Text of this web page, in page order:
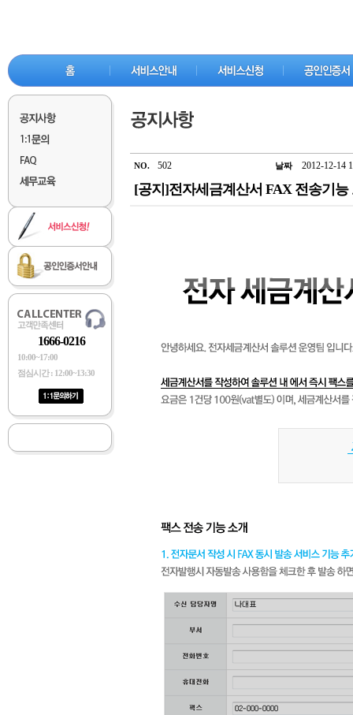
1666-0216
10:00~17:00
점심시간 : 12:00~13:30
NO. 502 날짜 2012-12-14
[공지]전자세금계산서 FAX 전송기능